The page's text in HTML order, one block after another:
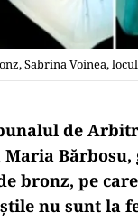
Sabrina Voinea,
de
bronz, pe
nu sunt la